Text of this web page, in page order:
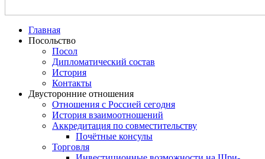
Главная
Посольство
Посол
Дипломатический состав
История
Контакты
Двусторонние отношения
Отношения с Россией сегодня
История взаимоотношений
Аккредитация по совместительству
Почётные консулы
Торговля